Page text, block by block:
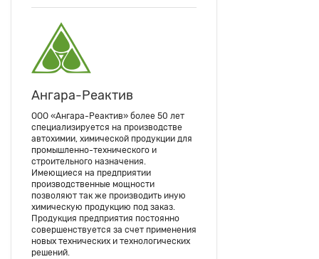
Ангара-Реактив
ООО «Ангара-Реактив» более 50 лет
специализируется на производстве
автохимии, химической продукции для
промышленно-технического и
строительного назначения.
Имеющиеся на предприятии
производственные мощности
позволяют так же производить иную
химическую продукцию под заказ.
Продукция предприятия постоянно
совершенствуется за счет применения
новых технических и технологических
решений.